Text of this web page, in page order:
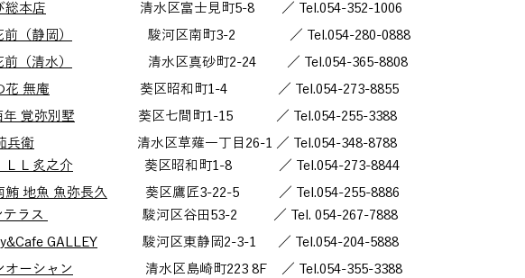
総本店 清水区富士見町5-8 ／ Tel.054-352-1006
（静岡）
駿河区南町3-2 ／ Tel.054-280-0888
（清水）
清水区真砂町2-24 ／ Tel.054-365-8808
花 無庵 葵区昭和町1-4 ／ Tel.054-273-8855
年 覚弥別墅 葵区七間町1-15 ／ Tel.054-255-3388
兵衛 清水区草薙一丁目26-1 ／ Tel.054-348-8788
ＬＬ炙之介 葵区昭和町1-8 ／ Tel.054-273-8844
鮪 地魚 魚弥長久
葵区鷹匠3-22-5 ／ Tel.054-255-8886
テラス
駿河区谷田53-2 ／ Tel. 054-267-7888
GALLEY 駿河区東静岡2-3-1 ／ Tel.054-204-5888
オーシャン
清水区島崎町223 8F ／ Tel.054-355-3388